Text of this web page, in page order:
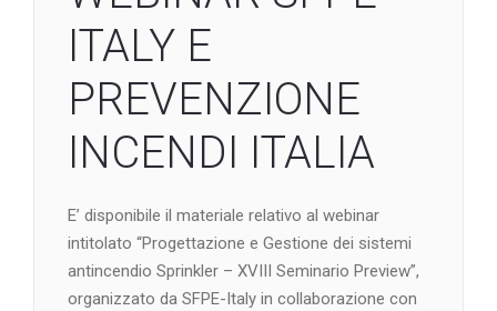
ITALY E
PREVENZIONE
INCENDI ITALIA
E’ disponibile il materiale relativo al webinar
intitolato “Progettazione e Gestione dei sistemi
antincendio Sprinkler – XVIII Seminario Preview”,
organizzato da SFPE-Italy in collaborazione con